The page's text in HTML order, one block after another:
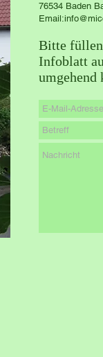
76534 Baden
Email:
Bitte füllen
Infoblatt
umgehend